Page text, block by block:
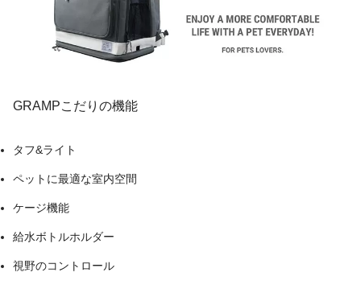
GRAMPこだりの機能
タフ&ライト
ペットに最適な室内空間
ケージ機能
給水ボトルホルダー
視野のコントロール